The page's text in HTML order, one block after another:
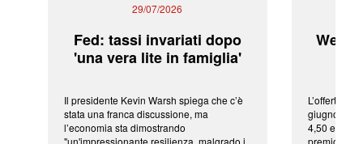
29/07/2026
Fed: tassi invariati dopo
'una vera lite in famiglia'
Il presidente Kevin Warsh spiega che c’è
stata una franca discussione, ma
l’economia sta dimostrando
"un'impressionante resilienza, malgrado i
L’offerta
giugno da
4,50 euro
premio di